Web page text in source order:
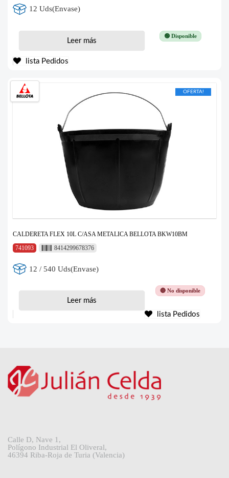
12 Uds(Envase)
🟢 Disponible
Leer más
lista Pedidos
OFERTA!
CALDERETA FLEX 10L C/ASA METALICA BELLOTA BKW10BM
741093
8414299678376
12 / 540 Uds(Envase)
🔴 No disponible
Leer más
lista Pedidos
Calle D, Nave 1,
Polígono Industrial El Oliveral,
46394 Riba-Roja de Turia (Valencia)